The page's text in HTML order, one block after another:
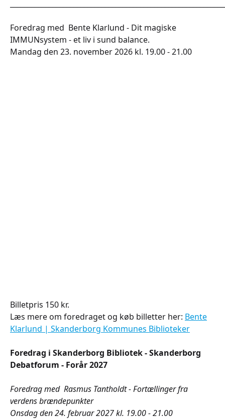
Foredrag med Bente Klarlund - Dit magiske
IMMUNsystem - et liv i sund balance.
Mandag den 23. november 2026 kl. 19.00 - 21.00
Billetpris 150 kr.
Læs mere om foredraget og køb billetter her: Bente
Klarlund | Skanderborg Kommunes Biblioteker
Foredrag i Skanderborg Bibliotek - Skanderborg
Debatforum - Forår 2027
Foredrag med Rasmus Tantholdt - Fortællinger fra
verdens brændepunkter
Onsdag den 24. februar 2027 kl. 19.00 - 21.00